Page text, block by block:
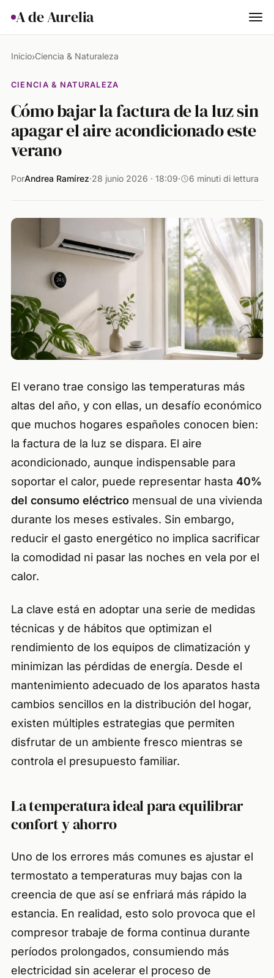
A de Aurelia
Salud
Ciencia & Naturaleza
Actualidad
Inicio›Ciencia & Naturaleza
CIENCIA & NATURALEZA
Cómo bajar la factura de la luz sin
apagar el aire acondicionado este
verano
PorAndrea Ramírez·28 junio 2026 · 18:09· 6 minuti di lettura
El verano trae consigo las temperaturas más
altas del año, y con ellas, un desafío económico
que muchos hogares españoles conocen bien:
la factura de la luz se dispara. El aire
acondicionado, aunque indispensable para
soportar el calor, puede representar hasta 40%
del consumo eléctricomensual de una vivienda
durante los meses estivales. Sin embargo,
reducir el gasto energético no implica sacrificar
la comodidad ni pasar las noches en vela por el
calor.
La clave está en adoptar una serie de medidas
técnicas y de hábitos que optimizan el
rendimiento de los equipos de climatización y
minimizan las pérdidas de energía. Desde el
mantenimiento adecuado de los aparatos hasta
cambios sencillos en la distribución del hogar,
existen múltiples estrategias que permiten
disfrutar de un ambiente fresco mientras se
controla el presupuesto familiar.
La temperatura ideal para equilibrar
confort y ahorro
Uno de los errores más comunes es ajustar el
termostato a temperaturas muy bajas con la
creencia de que así se enfriará más rápido la
estancia. En realidad, esto solo provoca que el
compresor trabaje de forma continua durante
períodos prolongados, consumiendo más
electricidad sin acelerar el proceso de